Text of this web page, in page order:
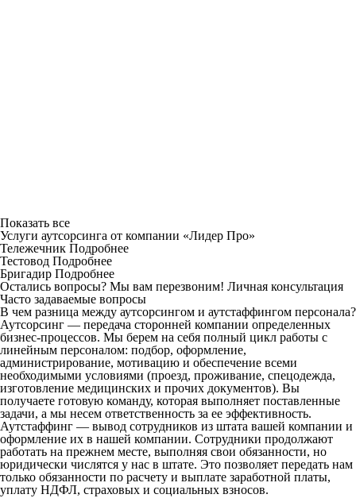
Показать все
Услуги аутсорсинга от компании «Лидер Про»
Тележечник Подробнее
Тестовод Подробнее
Бригадир Подробнее
Остались вопросы? Мы вам перезвоним! Личная консультация
Часто задаваемые вопросы
В чем разница между аутсорсингом и аутстаффингом персонала?
Аутсорсинг — передача сторонней компании определенных
бизнес-процессов. Мы берем на себя полный цикл работы с
линейным персоналом: подбор, оформление,
администрирование, мотивацию и обеспечение всеми
необходимыми условиями (проезд, проживание, спецодежда,
изготовление медицинских и прочих документов). Вы
получаете готовую команду, которая выполняет поставленные
задачи, а мы несем ответственность за ее эффективность.
Аутстаффинг — вывод сотрудников из штата вашей компании и
оформление их в нашей компании. Сотрудники продолжают
работать на прежнем месте, выполняя свои обязанности, но
юридически числятся у нас в штате. Это позволяет передать нам
только обязанности по расчету и выплате заработной платы,
уплату НДФЛ, страховых и социальных взносов.